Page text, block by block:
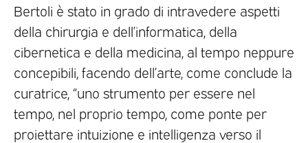
Bertoli è stato in grado di intravedere aspetti
della chirurgia e dell’informatica, della
cibernetica e della medicina, al tempo neppure
concepibili, facendo dell’arte, come conclude la
curatrice, “uno strumento per essere nel
tempo, nel proprio tempo, come ponte per
proiettare intuizione e intelligenza verso il